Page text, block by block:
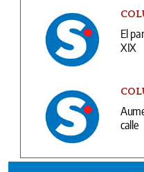
El
XIX
calle